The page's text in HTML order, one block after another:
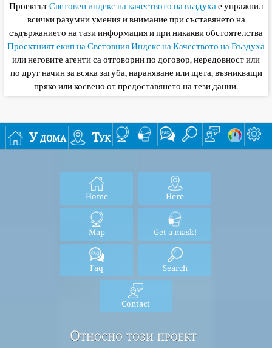
ПроектътСветовен индекс на качеството на въздухае упражнил
всички разумни умения и внимание при съставянето на
съдържанието на тази информация и при никакви обстоятелства
Проектният екип на Световния Индекс на Качеството на Въздуха
или неговите агенти са отговорни по договор, нередовност или
по друг начин за всяка загуба, нараняване или щета, възникващи
пряко или косвено от предоставянето на тези данни.
У дома Тук
Home Here
Map Get a mask!
Faq Search
Contact
Относно този проект